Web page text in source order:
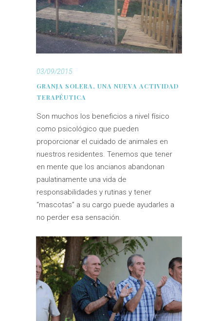
03/09/2015
GRANJA SOLERA, UNA NUEVA ACTIVIDAD
TERAPÉUTICA
Son muchos los beneficios a nivel físico
como psicológico que pueden
proporcionar el cuidado de animales en
nuestros residentes. Tenemos que tener
en mente que los ancianos abandonan
paulatinamente una vida de
responsabilidades y rutinas y tener
“mascotas” a su cargo puede ayudarles a
no perder esa sensación.